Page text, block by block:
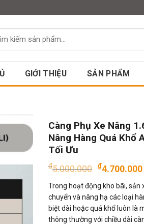
GIỚI THIỆU SẢN PHẨM
Càng Phụ Xe Nâng
Nâng Hàng Quá Khổ
Tối Ưu
₫5.000.000 Giá
gốc
là:
₫4.700.000
Trong hoạt động kho bãi, sản
chuyển và nâng hạ các loại
biệt dài hoặc quá khổ luôn là
thông thường với chiều dài